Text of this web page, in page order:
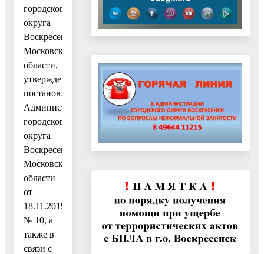
городского
округа
Воскресенск
Московской
области,
утвержденным
постановлением
Администрации
городского
округа
Воскресенск
Московской
области
от
18.11.2019
№ 10, а
также в
связи с